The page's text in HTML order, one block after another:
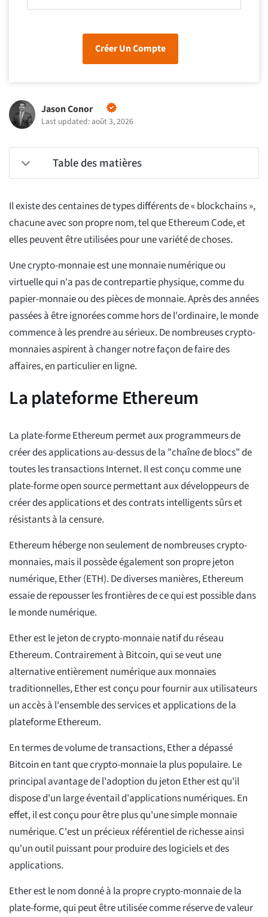
Créer Un Compte
Jason Conor
Last updated: août 3, 2026
Table des matières
Il existe des centaines de types différents de « blockchains »,
chacune avec son propre nom, tel que Ethereum Code, et
elles peuvent être utilisées pour une variété de choses.
Une crypto-monnaie est une monnaie numérique ou
virtuelle qui n'a pas de contrepartie physique, comme du
papier-monnaie ou des pièces de monnaie. Après des années
passées à être ignorées comme hors de l'ordinaire, le monde
commence à les prendre au sérieux. De nombreuses crypto-
monnaies aspirent à changer notre façon de faire des
affaires, en particulier en ligne.
La plateforme Ethereum
La plate-forme Ethereum permet aux programmeurs de
créer des applications au-dessus de la "chaîne de blocs" de
toutes les transactions Internet. Il est conçu comme une
plate-forme open source permettant aux développeurs de
créer des applications et des contrats intelligents sûrs et
résistants à la censure.
Ethereum héberge non seulement de nombreuses crypto-
monnaies, mais il possède également son propre jeton
numérique, Ether (ETH). De diverses manières, Ethereum
essaie de repousser les frontières de ce qui est possible dans
le monde numérique.
Ether est le jeton de crypto-monnaie natif du réseau
Ethereum. Contrairement à Bitcoin, qui se veut une
alternative entièrement numérique aux monnaies
traditionnelles, Ether est conçu pour fournir aux utilisateurs
un accès à l'ensemble des services et applications de la
plateforme Ethereum.
En termes de volume de transactions, Ether a dépassé
Bitcoin en tant que crypto-monnaie la plus populaire. Le
principal avantage de l'adoption du jeton Ether est qu'il
dispose d'un large éventail d'applications numériques. En
effet, il est conçu pour être plus qu'une simple monnaie
numérique. C'est un précieux référentiel de richesse ainsi
qu'un outil puissant pour produire des logiciels et des
applications.
Ether est le nom donné à la propre crypto-monnaie de la
plate-forme, qui peut être utilisée comme réserve de valeur